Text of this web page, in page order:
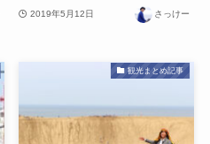
2019年5月12日 さっけー
観光まとめ記事